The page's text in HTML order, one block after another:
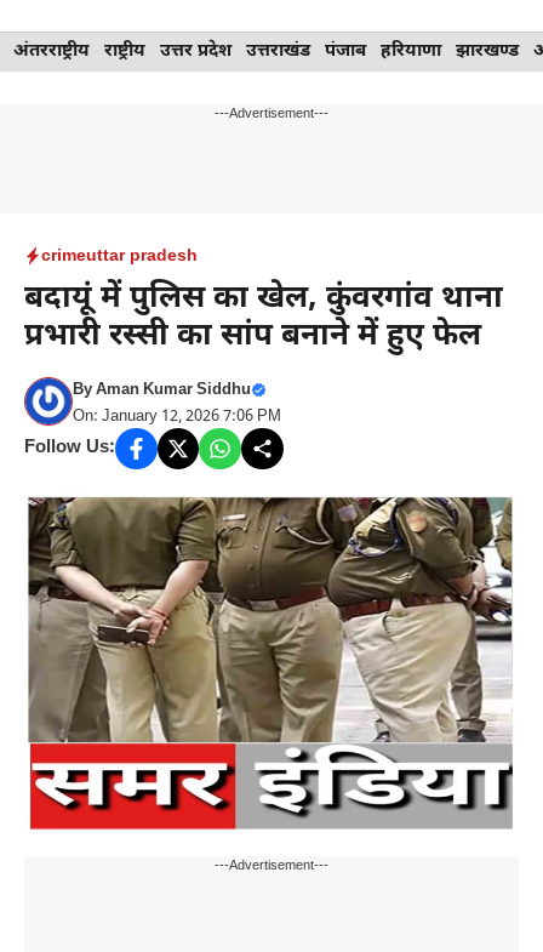
Skip
to
अंतरराष्ट्रीय राष्ट्रीय उत्तर प्रदेश उत्तराखंड पंजाब हरियाणा झारखण्ड
---Advertisement---
crimeuttar pradesh
बदायूं में पुलिस का खेल, कुंवरगांव थाना
प्रभारी रस्सी का सांप बनाने में हुए फेल
ByAman Kumar Siddhu
On: January 12, 2026 7:06 PM
Follow Us:
---Advertisement---